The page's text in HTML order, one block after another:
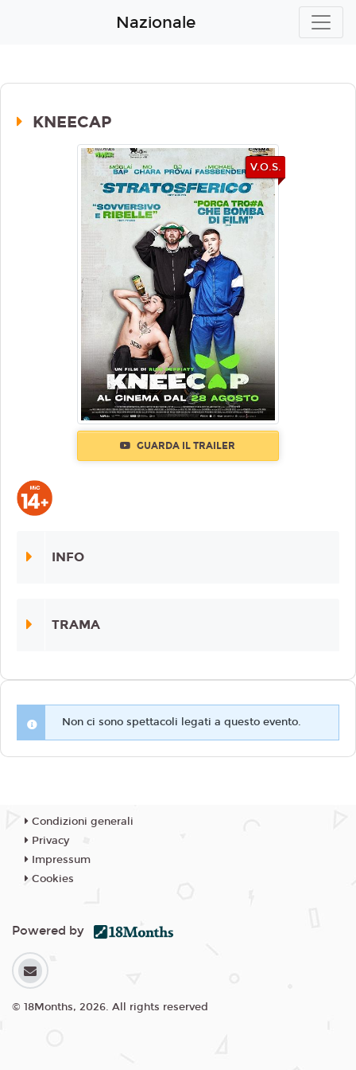
Nazionale
KNEECAP
V.O.S.
GUARDA IL TRAILER
INFO
TRAMA
Non ci sono spettacoli legati a questo evento.
Condizioni generali
Privacy
Impressum
Cookies
Powered by
© 18Months, 2026. All rights reserved